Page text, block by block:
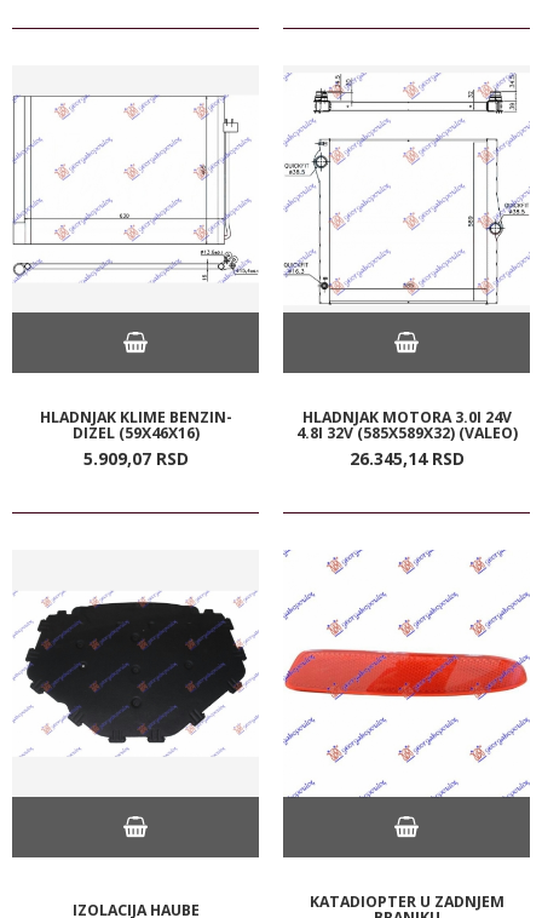
HLADNJAK KLIME BENZIN-
DIZEL (59X46X16)
5.909,07 RSD
HLADNJAK MOTORA 3.0I 24V
4.8I 32V (585X589X32) (VALEO)
26.345,14 RSD
IZOLACIJA HAUBE KATADIOPTER U ZADNJEM